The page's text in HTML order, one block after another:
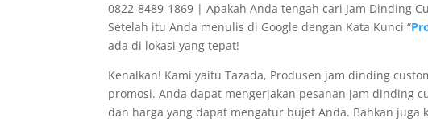
0822-8489-1869 | Apakah Anda tengah cari Jam Dinding
Setelah itu Anda menulis di Google dengan Kata Kunci “
ada di lokasi yang tepat!
Kenalkan! Kami yaitu Tazada, Produsen jam dinding
promosi. Anda dapat mengerjakan pesanan jam dinding
dan harga yang dapat mengatur bujet Anda. Bahkan